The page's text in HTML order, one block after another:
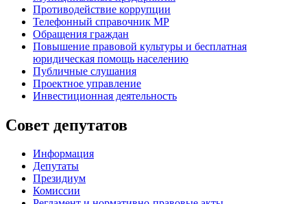
Противодействие коррупции
Телефонный справочник МР
Обращения граждан
Повышение правовой культуры и бесплатная
юридическая помощь населению
Публичные слушания
Проектное управление
Инвестиционная деятельность
Совет депутатов
Информация
Депутаты
Президиум
Комиссии